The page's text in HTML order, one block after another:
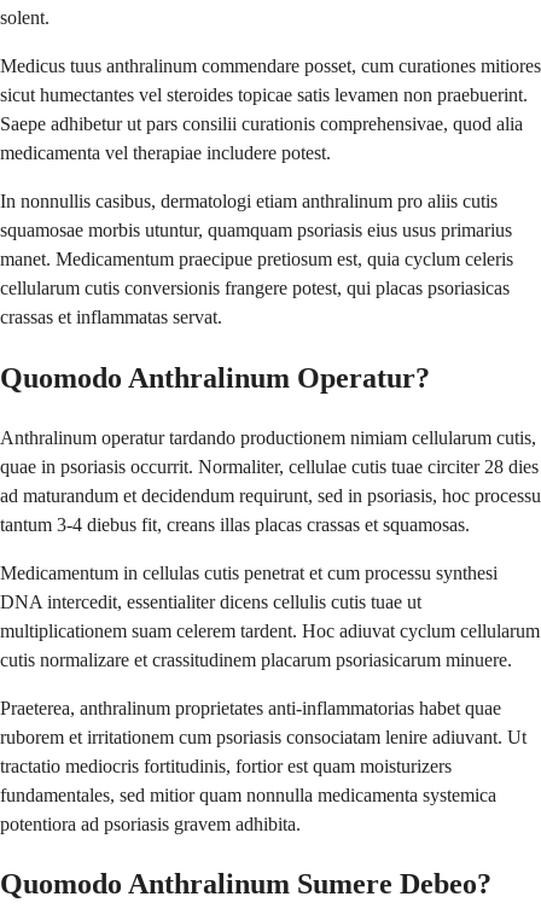
solent.
Medicus tuus anthralinum commendare posset, cum curationes mitiores
sicut humectantes vel steroides topicae satis levamen non praebuerint.
Saepe adhibetur ut pars consilii curationis comprehensivae, quod alia
medicamenta vel therapiae includere potest.
In nonnullis casibus, dermatologi etiam anthralinum pro aliis cutis
squamosae morbis utuntur, quamquam psoriasis eius usus primarius
manet. Medicamentum praecipue pretiosum est, quia cyclum celeris
cellularum cutis conversionis frangere potest, qui placas psoriasicas
crassas et inflammatas servat.
Quomodo Anthralinum Operatur?
Anthralinum operatur tardando productionem nimiam cellularum cutis,
quae in psoriasis occurrit. Normaliter, cellulae cutis tuae circiter 28 dies
ad maturandum et decidendum requirunt, sed in psoriasis, hoc processu
tantum 3-4 diebus fit, creans illas placas crassas et squamosas.
Medicamentum in cellulas cutis penetrat et cum processu synthesi
DNA intercedit, essentialiter dicens cellulis cutis tuae ut
multiplicationem suam celerem tardent. Hoc adiuvat cyclum cellularum
cutis normalizare et crassitudinem placarum psoriasicarum minuere.
Praeterea, anthralinum proprietates anti-inflammatorias habet quae
ruborem et irritationem cum psoriasis consociatam lenire adiuvant. Ut
tractatio mediocris fortitudinis, fortior est quam moisturizers
fundamentales, sed mitior quam nonnulla medicamenta systemica
potentiora ad psoriasis gravem adhibita.
Quomodo Anthralinum Sumere Debeo?